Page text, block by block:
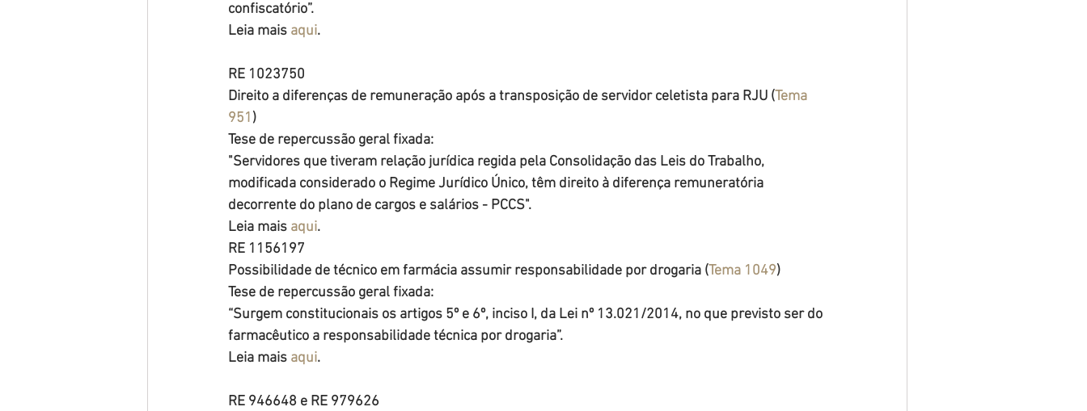
confiscatório”.
Leia mais aqui.
RE 1023750
Direito a diferenças de remuneração após a transposição de servidor celetista para RJU (Tema
951)
Tese de repercussão geral fixada:
"Servidores que tiveram relação jurídica regida pela Consolidação das Leis do Trabalho,
modificada considerado o Regime Jurídico Único, têm direito à diferença remuneratória
decorrente do plano de cargos e salários - PCCS".
Leia mais aqui.
RE 1156197
Possibilidade de técnico em farmácia assumir responsabilidade por drogaria (Tema 1049)
Tese de repercussão geral fixada:
“Surgem constitucionais os artigos 5º e 6º, inciso I, da Lei nº 13.021/2014, no que previsto ser do
farmacêutico a responsabilidade técnica por drogaria”.
Leia mais aqui.
RE 946648 e RE 979626